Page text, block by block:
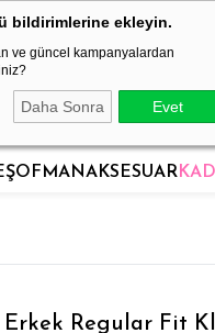
bildirimlerine ekleyin.
ve güncel kampanyalardan
Daha Sonra Evet
İÇİ 24 SAATTE KARGODA! -
AKSESUAR
Erkek Regular Fit